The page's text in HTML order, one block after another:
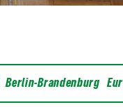
Berlin-Brandenburg